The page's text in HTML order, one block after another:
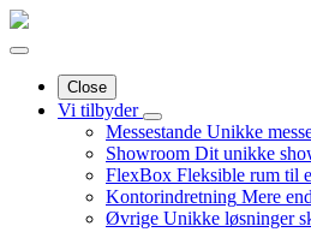
Close
Vi tilbyder
Messestande Unikke
Showroom Dit unikke
FlexBox Fleksible rum til
Kontorindretning Mere
Øvrige Unikke løsninger